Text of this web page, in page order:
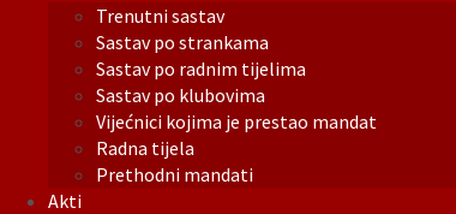
Trenutni sastav
Sastav po strankama
Sastav po radnim tijelima
Sastav po klubovima
Vijećnici kojima je prestao mandat
Radna tijela
Prethodni mandati
Akti